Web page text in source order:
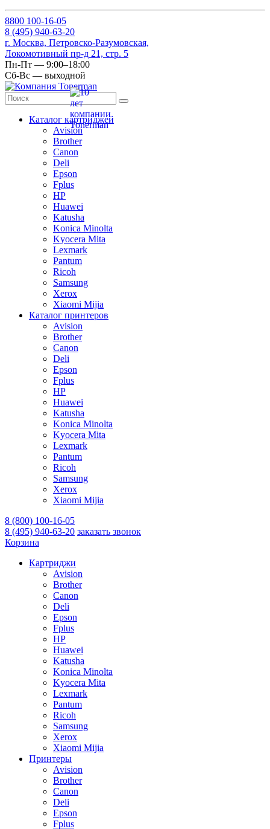
8800 100-16-05
8 (495) 940-63-20
г. Москва, Петровско-Разумовская,
Локомотивный пр-д 21, стр. 5
Пн-Пт — 9:00–18:00
Сб-Вс — выходной
Каталог картриджей
Avision
Brother
Canon
Deli
Epson
Fplus
HP
Huawei
Katusha
Konica Minolta
Kyocera Mita
Lexmark
Pantum
Ricoh
Samsung
Xerox
Xiaomi Mijia
Каталог принтеров
Avision
Brother
Canon
Deli
Epson
Fplus
HP
Huawei
Katusha
Konica Minolta
Kyocera Mita
Lexmark
Pantum
Ricoh
Samsung
Xerox
Xiaomi Mijia
8 (800) 100-16-05
8 (495) 940-63-20 заказать звонок
Корзина
Картриджи
Avision
Brother
Canon
Deli
Epson
Fplus
HP
Huawei
Katusha
Konica Minolta
Kyocera Mita
Lexmark
Pantum
Ricoh
Samsung
Xerox
Xiaomi Mijia
Принтеры
Avision
Brother
Canon
Deli
Epson
Fplus